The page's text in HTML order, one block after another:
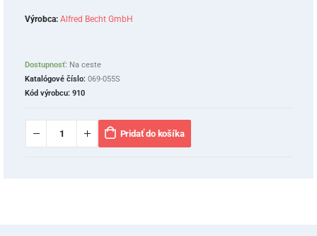
Výrobca: Alfred Becht GmbH
Dostupnosť: Na ceste
Katalógové číslo: 069-055S
Kód výrobcu: 910
Pridať do košíka